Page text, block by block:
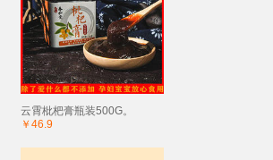
云霄枇杷膏瓶装500G。
￥46.9